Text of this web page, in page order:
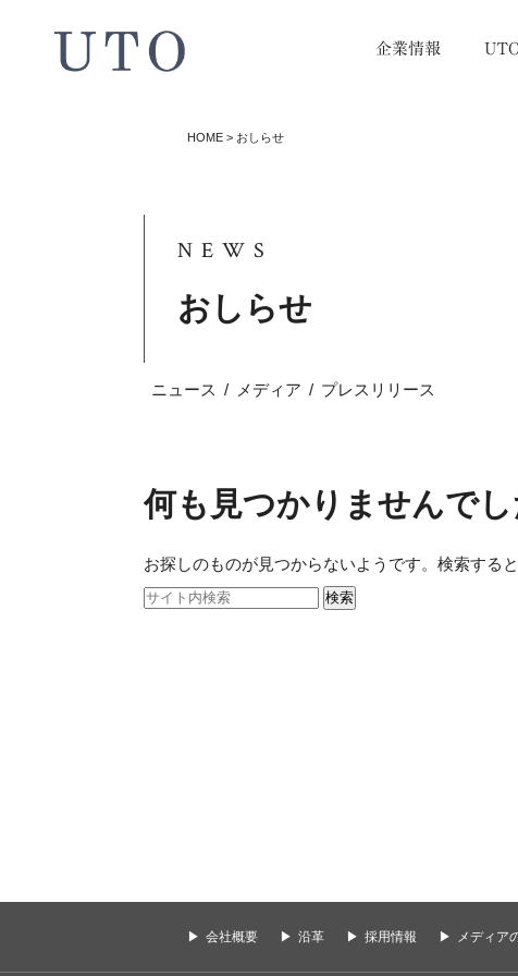
企業情報
HOME > おしらせ
NEWS
おしらせ
ニュース / メディア / プレスリリース
何も見つかりませんでし
お探しのものが見つからないようです。検索する
検索
会社概要 沿革 採用情報 メディア